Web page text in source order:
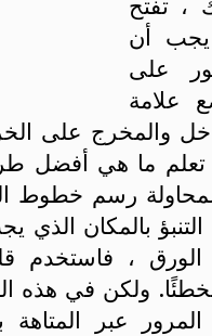
يجب أن
على
علامة
والمخرج على
تعلم ما هي أفضل
رسم خطوط
بالمكان الذي
، فاستخدم
ولكن في هذه
عبر المتاهة